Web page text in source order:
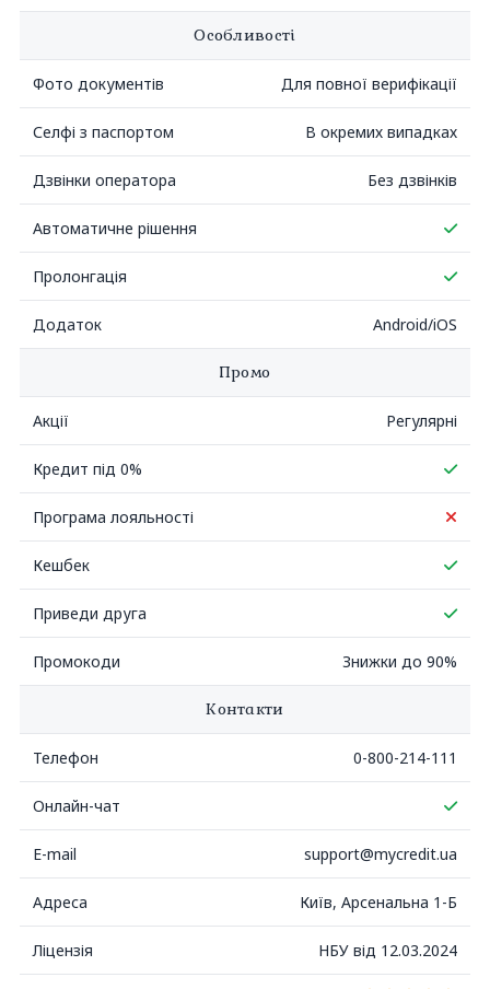
Особливості
Фото документів Для повної верифікації
Селфі з паспортом В окремих випадках
Дзвінки оператора Без дзвінків
Автоматичне рішення Так
Пролонгація Так
Додаток Android/iOS
Промо
Акції Регулярні
Кредит під 0% Так
Програма лояльності
Кешбек Так
Приведи друга Так
Промокоди Знижки до 90%
Контакти
Телефон 0-800-214-111
Онлайн-чат Так
E-mail support@mycredit.ua
Адреса Київ, Арсенальна 1-Б
Ліцензія НБУ від 12.03.2024